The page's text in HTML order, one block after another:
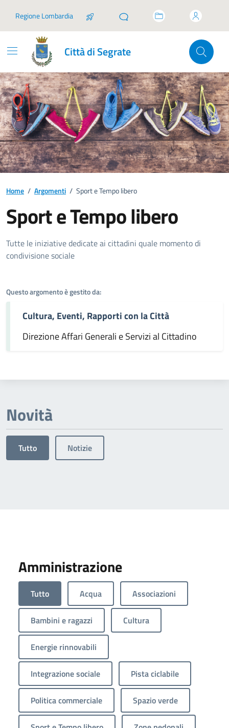
Regione Lombardia
Città di Segrate
Home / Argomenti / Sport e Tempo libero
Sport e Tempo libero
Dettagli dell'argomento
Tutte le iniziative dedicate ai cittadini quale momento di
condivisione sociale
Questo argomento è gestito da:
Cultura, Eventi, Rapporti con la Città
Direzione Affari Generali e Servizi al Cittadino
Novità
Tutto Notizie
Amministrazione
Tutto Acqua Associazioni
Bambini e ragazzi Cultura
Energie rinnovabili
Integrazione sociale Pista ciclabile
Politica commerciale Spazio verde